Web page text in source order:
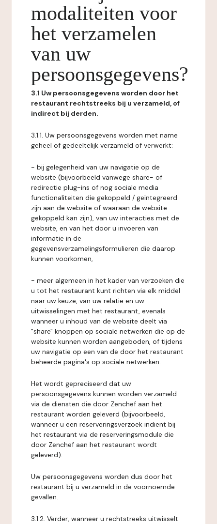
modaliteiten voor
het verzamelen
van uw
persoonsgegevens?
3.1 Uw persoonsgegevens worden door het
restaurant rechtstreeks bij u verzameld, of
indirect bij derden.
3.1.1. Uw persoonsgegevens worden met name
geheel of gedeeltelijk verzameld of verwerkt:
- bij gelegenheid van uw navigatie op de
website (bijvoorbeeld vanwege share- of
redirectie plug-ins of nog sociale media
functionaliteiten die gekoppeld / geïntegreerd
zijn aan de website of waaraan de website
gekoppeld kan zijn), van uw interacties met de
website, en van het door u invoeren van
informatie in de
gegevensverzamelingsformulieren die daarop
kunnen voorkomen,
- meer algemeen in het kader van verzoeken die
u tot het restaurant kunt richten via elk middel
naar uw keuze, van uw relatie en uw
uitwisselingen met het restaurant, evenals
wanneer u inhoud van de website deelt via
"share" knoppen op sociale netwerken die op de
website kunnen worden aangeboden, of tijdens
uw navigatie op een van de door het restaurant
beheerde pagina's op sociale netwerken.
Het wordt gepreciseerd dat uw
persoonsgegevens kunnen worden verzameld
via de diensten die door Zenchef aan het
restaurant worden geleverd (bijvoorbeeld,
wanneer u een reserveringsverzoek indient bij
het restaurant via de reserveringsmodule die
door Zenchef aan het restaurant wordt
geleverd).
Uw persoonsgegevens worden dus door het
restaurant bij u verzameld in de voornoemde
gevallen.
3.1.2. Verder, wanneer u rechtstreeks uitwisselt